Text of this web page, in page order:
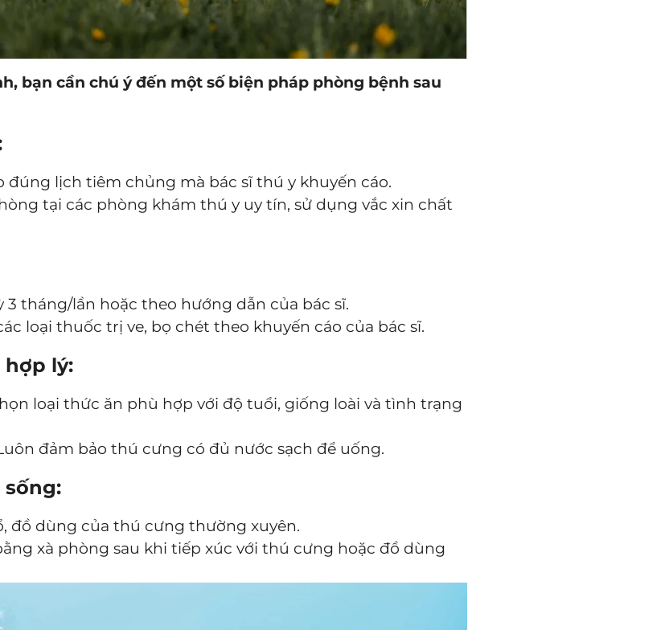
bạn cần chú ý đến một số biện pháp phòng bệnh sau
đúng lịch tiêm chủng mà bác sĩ thú y khuyến cáo.
tại các phòng khám thú y uy tín, sử dụng vắc xin chất
3 tháng/lần hoặc theo hướng dẫn của bác sĩ.
loại thuốc trị ve, bọ chét theo khuyến cáo của bác sĩ.
hợp lý:
loại thức ăn phù hợp với độ tuổi, giống loài và tình trạng
đảm bảo thú cưng có đủ nước sạch để uống.
đồ dùng của thú cưng thường xuyên.
xà phòng sau khi tiếp xúc với thú cưng hoặc đồ dùng